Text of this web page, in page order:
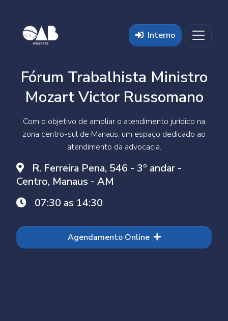
Fórum Trabalhista Ministro
Mozart Victor Russomano
Com o objetivo de ampliar o atendimento jurídico na
zona centro-sul de Manaus, um espaço dedicado ao
atendimento da advocacia.
R. Ferreira Pena, 546 - 3º andar -
Centro, Manaus - AM
07:30 as 14:30
Agendamento Online